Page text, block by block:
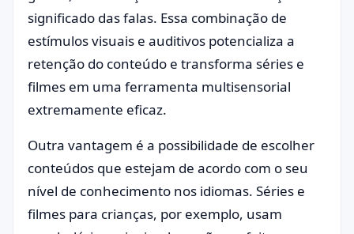
significado das falas. Essa combinação de
estímulos visuais e auditivos potencializa a
retenção do conteúdo e transforma séries e
filmes em uma ferramenta multisensorial
extremamente eficaz.
Outra vantagem é a possibilidade de escolher
conteúdos que estejam de acordo com o seu
nível de conhecimento nos idiomas. Séries e
filmes para crianças, por exemplo, usam